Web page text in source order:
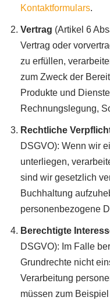
Kontaktformulars.
Vertrag (Artikel 6
Vertrag oder
zu erfüllen,
zum Zweck der
Produkte und
Rechnungslegung,
Rechtliche
DSGVO): Wenn wir
unterliegen,
sind wir gesetzlich
Buchhaltung
personenbezogene
Berechtigte
DSGVO): Im Falle
Grundrechte nicht
Verarbeitung
müssen zum